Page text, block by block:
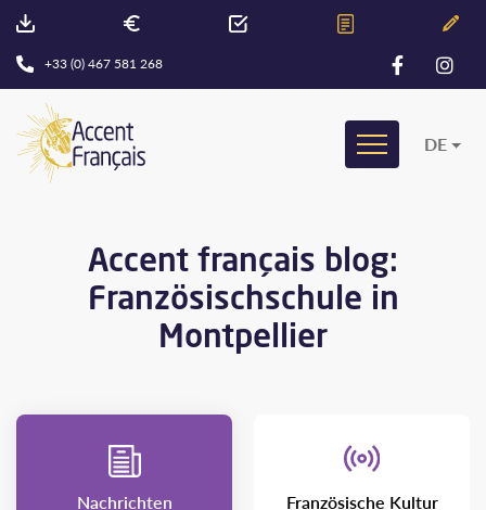
+33 (0) 467 581 268
DE
Accent français blog:
Französischschule in
Montpellier
Nachrichten Französische Kultur